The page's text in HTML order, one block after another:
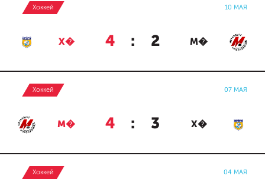
Хоккей 10 МАЯ
Х� 4 : 2 М�
Хоккей 07 МАЯ
М� 4 : 3 Х�
Хоккей 04 МАЯ